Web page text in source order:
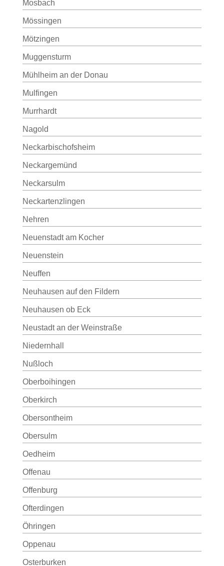
Mosbach
Mössingen
Mötzingen
Muggensturm
Mühlheim an der Donau
Mulfingen
Murrhardt
Nagold
Neckarbischofsheim
Neckargemünd
Neckarsulm
Neckartenzlingen
Nehren
Neuenstadt am Kocher
Neuenstein
Neuffen
Neuhausen auf den Fildern
Neuhausen ob Eck
Neustadt an der Weinstraße
Niedernhall
Nußloch
Oberboihingen
Oberkirch
Obersontheim
Obersulm
Oedheim
Offenau
Offenburg
Ofterdingen
Öhringen
Oppenau
Osterburken